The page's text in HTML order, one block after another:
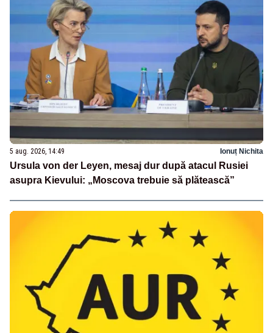
5 aug. 2026, 14:49 Ionuț Nichita
Ursula von der Leyen, mesaj dur după atacul Rusiei
asupra Kievului: „Moscova trebuie să plătească”